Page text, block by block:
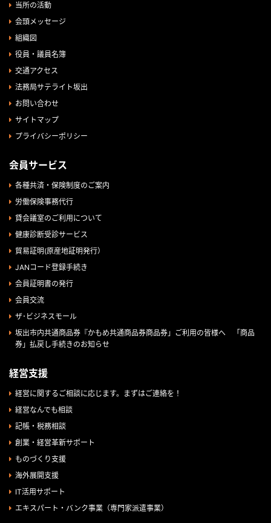
当所の活動
会頭メッセージ
組織図
役員・議員名簿
交通アクセス
法務局サテライト坂出
お問い合わせ
サイトマップ
プライバシーポリシー
会員サービス
各種共済・保険制度のご案内
労働保険事務代行
貸会議室のご利用について
健康診断受診サービス
貿易証明(原産地証明発行）
JANコード登録手続き
会員証明書の発行
会員交流
ザ･ビジネスモール
坂出市内共通商品券『かもめ共通商品券商品券」ご利用の皆様へ 「商品
券」払戻し手続きのお知らせ
経営支援
経営に関するご相談に応じます。まずはご連絡を！
経営なんでも相談
記帳・税務相談
創業・経営革新サポート
ものづくり支援
海外展開支援
IT活用サポート
エキスパート・バンク事業（専門家派遣事業）